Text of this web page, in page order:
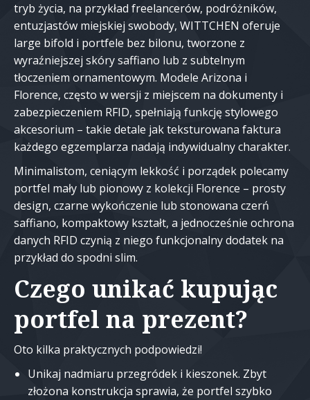
tryb życia, na przykład freelancerów, podróżników,
entuzjastów miejskiej swobody, WITTCHEN oferuje
large bifold i portfele bez bilonu, tworzone z
wyraźniejszej skóry saffiano lub z subtelnym
tłoczeniem ornamentowym. Modele Arizona i
Florence, często w wersji z miejscem na dokumenty i
zabezpieczeniem RFID, spełniają funkcję stylowego
akcesorium – takie detale jak teksturowana faktura
każdego egzemplarza nadają indywidualny charakter.
Minimalistom, ceniącym lekkość i porządek polecamy
portfel mały lub pionowy z kolekcji Florence – prosty
design, czarne wykończenie lub stonowana czerń
saffiano, kompaktowy kształt, a jednocześnie ochrona
danych RFID czynią z niego funkcjonalny dodatek na
przykład do spodni slim.
Czego unikać kupując
portfel na prezent?
Oto kilka praktycznych podpowiedzi!
Unikaj nadmiaru przegródek i kieszonek. Zbyt
złożona konstrukcja sprawia, że portfel szybko